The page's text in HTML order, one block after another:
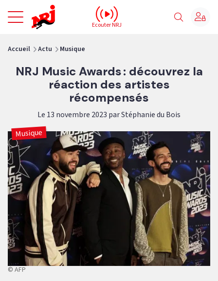
NRJ - Accueil
Ecouter NRJ
Accueil Actu Musique
NRJ Music Awards : découvrez la
réaction des artistes
récompensés
Le 13 novembre 2023 par Stéphanie du Bois
Musique
© AFP